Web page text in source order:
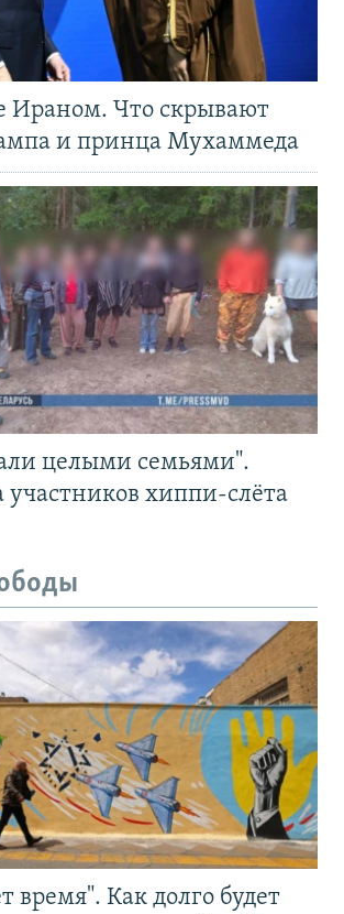
Ираном. Что скрывают
и принца Мухаммеда
целыми семьями".
участников хиппи-слёта
время". Как долго будет